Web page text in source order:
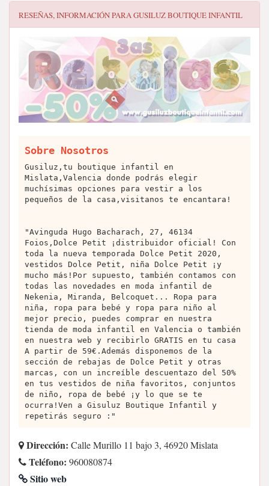
RESEÑAS, INFORMACIÓN PARAGUSILUZ BOUTIQUE INFANTIL
Sobre Nosotros
Gusiluz,tu boutique infantil en
Mislata,Valencia donde podrás elegir
muchísimas opciones para vestir a los
pequeños de la casa,visitanos te encantara!
"Avinguda Hugo Bacharach, 27, 46134
Foios,Dolce Petit ¡distribuidor oficial! Con
toda la nueva temporada Dolce Petit 2020,
vestidos Dolce Petit, niña Dolce Petit ¡y
mucho más!Por supuesto, también contamos con
todas las novedades en moda infantil de
Nekenia, Miranda, Belcoquet... Ropa para
niña, ropa para bebé y ropa para niño al
mejor precio, puedes comprar en nuestra
tienda de moda infantil en Valencia o también
en nuestra web y recibirlo GRATIS en tu casa
A partir de 59€.Además disponemos de la
sección de rebajas de Dolce Petit y otras
marcas, con un increíble descuentazo del 50%
en tus vestidos de niña favoritos, conjuntos
de niño, ropa de bebé ¡y lo que se te
ocurra!Ven a Gisuluz Boutique Infantil y
repetirás seguro :"
Dirección: Calle Murillo 11 bajo 3, 46920 Mislata
Teléfono: 960080874
Sitio web